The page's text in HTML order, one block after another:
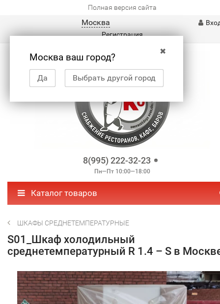
Полная версия сайта
Москва
✖
Москва ваш город?
Да Выбрать другой город
Регистрация
8(995) 222-32-23
Пн—Пт 10:00—18:00
Каталог товаров
ШКАФЫ СРЕДНЕТЕМПЕРАТУРНЫЕ
S01_Шкаф холодильный
среднетемпературный R 1.4 – S в